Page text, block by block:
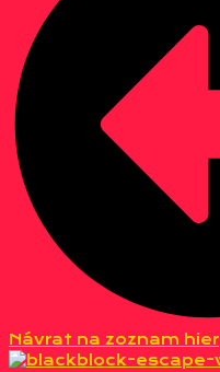
Návrat na zoznam hier